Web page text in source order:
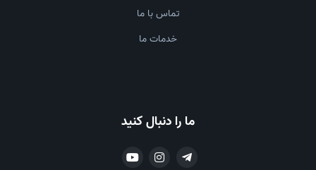
تماس با ما
خدمات ما
ما را دنبال کنید